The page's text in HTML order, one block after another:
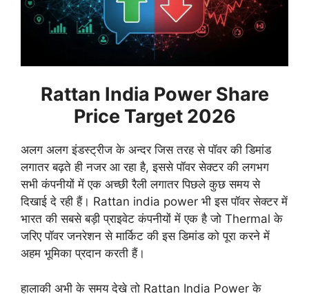
Rattan India Power Share
Price Target 2026
अलग अलग इंडस्ट्रीज के अन्दर जिस तरह से पॉवर की डिमांड
लगातर बढ़ते ही नजर आ रहा है, इससे पॉवर सेक्टर की लगभग
सभी कंपनीयों में एक अच्छी रैली लगातर पिछले कुछ समय से
दिखाई दे रही हैं। Rattan india power भी इस पॉवर सेक्टर में
भारत की सबसे बड़ी प्राइवेट कंपनीयों में एक है जो Thermal के
जरिए पॉवर जनरेशन से मार्किट की इस डिमांड को पूरा करने में
अहम भूमिका प्रदान करती हैं।
हालाकी अभी के समय देखे तो Rattan India Power के